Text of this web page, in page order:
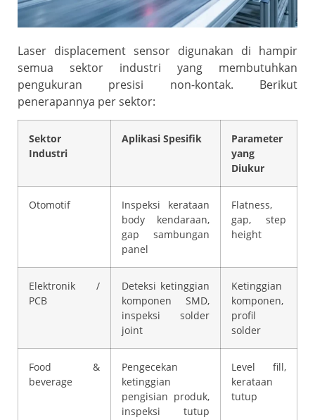
Laser displacement sensor digunakan di hampir
semua sektor industri yang membutuhkan
pengukuran presisi non-kontak. Berikut
penerapannya per sektor:
Sektor
Industri
Aplikasi Spesifik
Parameter
yang
Diukur
Otomotif
Inspeksi kerataan
body kendaraan,
gap sambungan
panel
Flatness,
gap, step
height
Elektronik /
PCB
Deteksi ketinggian
komponen SMD,
inspeksi solder
joint
Ketinggian
komponen,
profil
solder
Food &
beverage
Pengecekan
ketinggian
pengisian produk,
inspeksi tutup
Level fill,
kerataan
tutup